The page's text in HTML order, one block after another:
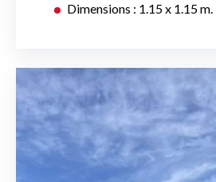
Dimensions : 1.15 x 1.15 m.